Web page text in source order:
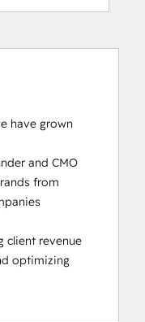
have grown
and CMO
from
client revenue
optimizing